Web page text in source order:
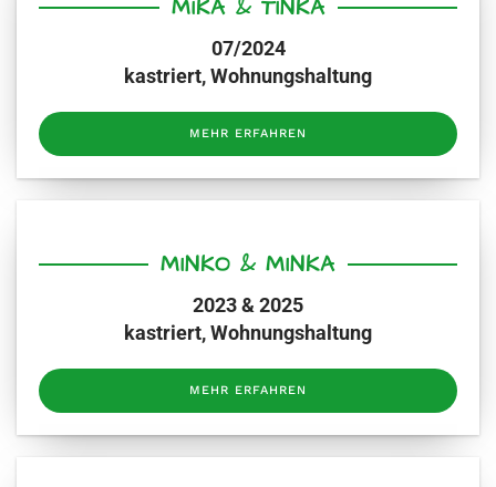
MIKA & TINKA
07/2024
kastriert, Wohnungshaltung
MEHR ERFAHREN
MINKO & MINKA
2023 & 2025
kastriert, Wohnungshaltung
MEHR ERFAHREN